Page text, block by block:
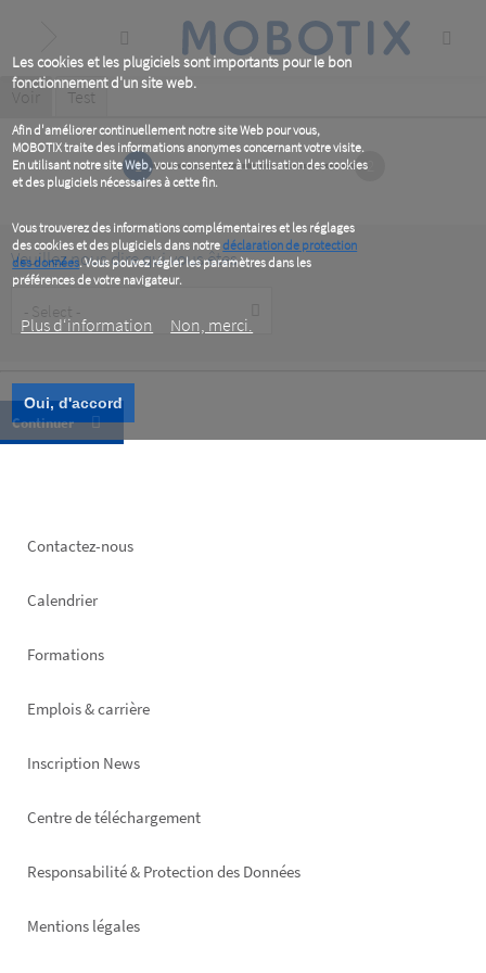
Les cookies et les plugiciels sont importants pour le bon
fonctionnement d'un site web.
Afin d'améliorer continuellement notre site Web pour vous,
MOBOTIX traite des informations anonymes concernant votre visite.
En utilisant notre site Web, vous consentez à l'utilisation des cookies
et des plugiciels nécessaires à cette fin.
Vous trouverez des informations complémentaires et les réglages
des cookies et des plugiciels dans notredéclaration de protection
des données. Vous pouvez régler les paramètres dans les
préférences de votre navigateur.
Plus d‘information Non, merci.
Oui, d'accord
content
Primary
tabs
Voir (active
Test
1 2
Veuillez nous dire qui vous êtes
Type
Footer
Contactez-nous
Calendrier
Formations
Emplois & carrière
Inscription News
Footer
Centre de téléchargement
Responsabilité & Protection des Données
Mentions légales